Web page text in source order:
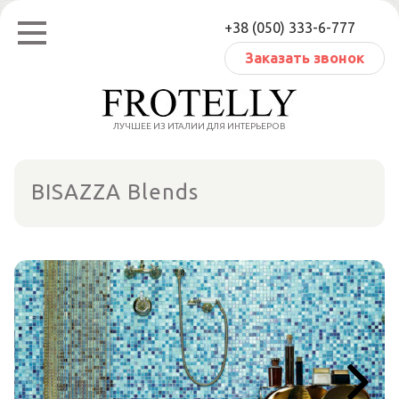
Перейти
содержанию
+38 (050) 333-6-777
Заказать звонок
ЛУЧШЕЕ ИЗ ИТАЛИИ ДЛЯ ИНТЕРЬЕРОВ
BISAZZA Blends